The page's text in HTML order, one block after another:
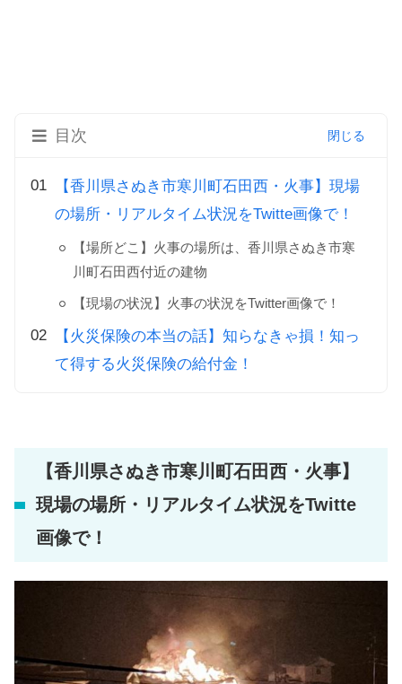
目次
【香川県さぬき市寒川町石田西・火事】現場
の場所・リアルタイム状況をTwitte画像で！
【場所どこ】火事の場所は、香川県さぬき市寒
川町石田西付近の建物
【現場の状況】火事の状況をTwitter画像で！
【火災保険の本当の話】知らなきゃ損！知っ
て得する火災保険の給付金！
【香川県さぬき市寒川町石田西・火事】
現場の場所・リアルタイム状況をTwitte
画像で！